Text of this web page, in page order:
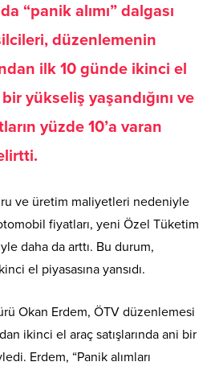
“panik alımı” dalgası
düzenlemenin
ilk 10 günde ikinci el
yükseliş yaşandığını ve
yüzde 10’a varan
ve üretim maliyetleri nedeniyle
fiyatları, yeni Özel Tüketim
daha da arttı. Bu durum,
el piyasasına yansıdı.
Okan Erdem, ÖTV düzenlemesi
ikinci el araç satışlarında ani bir
Erdem, “Panik alımları